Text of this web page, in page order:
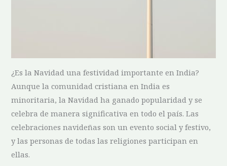
¿Es​ la Navidad una festividad importante en India?
Aunque la comunidad cristiana en India es
minoritaria, la Navidad ha ganado popularidad y se
⁤celebra de manera significativa en todo el país. Las
celebraciones navideñas son un evento social ‍y festivo,
y las personas de todas⁤ las religiones participan en
ellas.